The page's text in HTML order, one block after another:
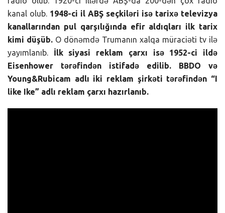
kanal olub. 1948-ci il ABŞ seçkiləri isə tarixə televizya
kanallarından pul qarşılığında efir aldıqları ilk tarix
kimi düşüb. O dönəmdə Trumanın xalqa müraciəti tv ilə
yayımlanıb. İlk siyasi reklam çarxı isə 1952-ci ildə
Eisenhower tərəfindən istifadə edilib. BBDO və
Young&Rubicam adlı iki reklam şirkəti tərəfindən “I
like Ike” adlı reklam çarxı hazırlanıb.